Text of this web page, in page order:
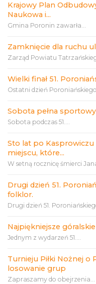
Krajowy Plan
Naukowa i...
Gmina Poronin zawarła...
Zamknięcie dla ruchu
Zarząd Powiatu
Wielki finał 51.
Ostatni dzień
Sobota pełna
Sobota podczas 51....
Sto lat po
miejscu, które...
W setną rocznicę śmierci
Drugi dzień 51.
folklor.
Drugi dzień 51.
Najpiękniejsze
Jednym z wydarzeń 51....
Turnieju Piłki Nożnej o
losowanie grup
Zapraszamy do obejrzenia...